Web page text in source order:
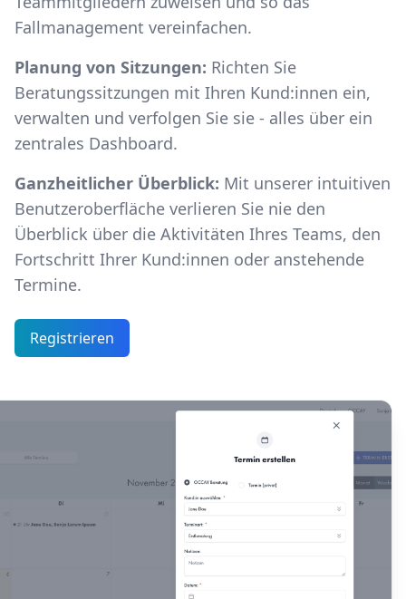
Fallmanagement vereinfachen.
Planung von Sitzungen: Richten Sie
Beratungssitzungen mit Ihren Kund:innen ein,
verwalten und verfolgen Sie sie - alles über ein
zentrales Dashboard.
Ganzheitlicher Überblick: Mit unserer intuitiven
Benutzeroberfläche verlieren Sie nie den
Überblick über die Aktivitäten Ihres Teams, den
Fortschritt Ihrer Kund:innen oder anstehende
Termine.
Registrieren